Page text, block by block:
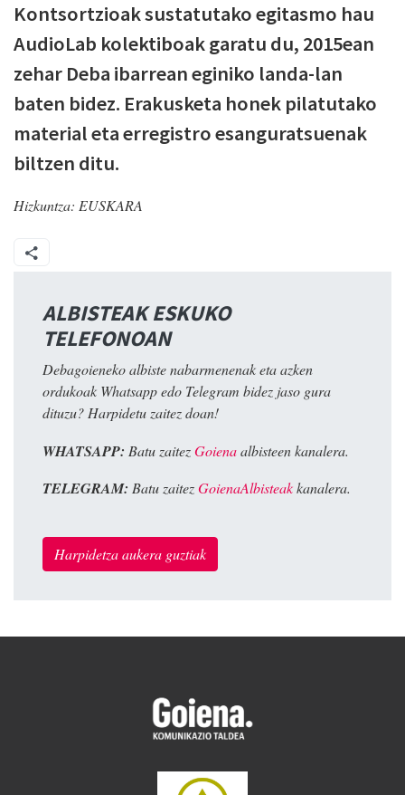
Kontsortzioak sustatutako egitasmo hau
AudioLab kolektiboak garatu du, 2015ean
zehar Deba ibarrean eginiko landa-lan
baten bidez. Erakusketa honek pilatutako
material eta erregistro esanguratsuenak
biltzen ditu.
Hizkuntza: EUSKARA
ALBISTEAK ESKUKO
TELEFONOAN
Debagoieneko albiste nabarmenenak eta azken
ordukoak Whatsapp edo Telegram bidez jaso gura
dituzu? Harpidetu zaitez doan!
WHATSAPP: Batu zaitezGoienaalbisteen kanalera.
TELEGRAM: Batu zaitezGoienaAlbisteakkanalera.
Harpidetza aukera guztiak